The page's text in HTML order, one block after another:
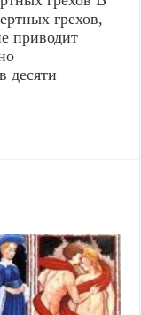
грехов,
приводит
десяти